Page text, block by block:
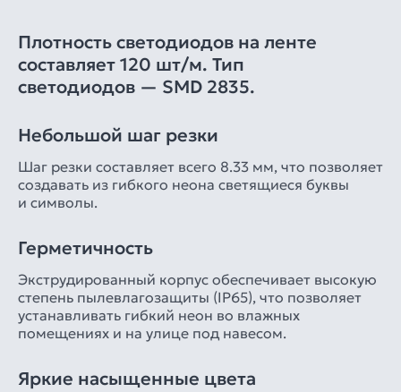
Плотность светодиодов на ленте
составляет 120 шт/м. Тип
светодиодов — SMD 2835.
Небольшой шаг резки
Шаг резки составляет всего 8.33 мм, что позволяет
создавать из гибкого неона светящиеся буквы
и символы.
Герметичность
Экструдированный корпус обеспечивает высокую
степень пылевлагозащиты (IP65), что позволяет
устанавливать гибкий неон во влажных
помещениях и на улице под навесом.
Яркие насыщенные цвета